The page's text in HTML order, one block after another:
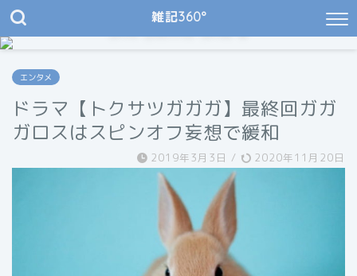
雑記360°
JIN Demo Site 8
エンタメ
ドラマ【トクサツガガガ】最終回ガガ
ガロスはスピンオフ妄想で緩和
2019年3月3日 / 2020年11月20日